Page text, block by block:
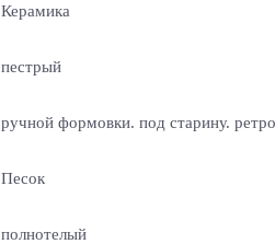
Керамика
пестрый
ручной формовки. под старину. ретро
Песок
полнотелый